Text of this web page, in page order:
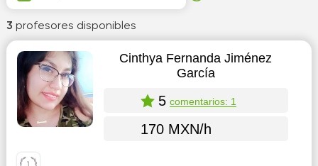
3 profesores disponibles
Cinthya Fernanda Jiménez
García
5 comentarios: 1
170 MXN/h